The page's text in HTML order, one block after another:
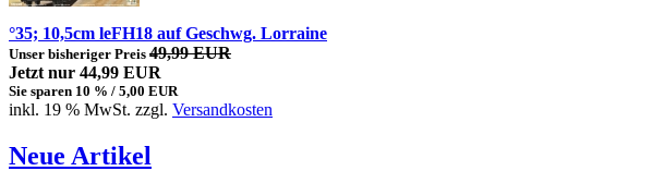
°35; 10,5cm leFH18 auf Geschwg. Lorraine
Unser bisheriger Preis 49,99 EUR
Jetzt nur 44,99 EUR
Sie sparen 10 % / 5,00 EUR
inkl. 19 % MwSt. zzgl. Versandkosten
Neue Artikel